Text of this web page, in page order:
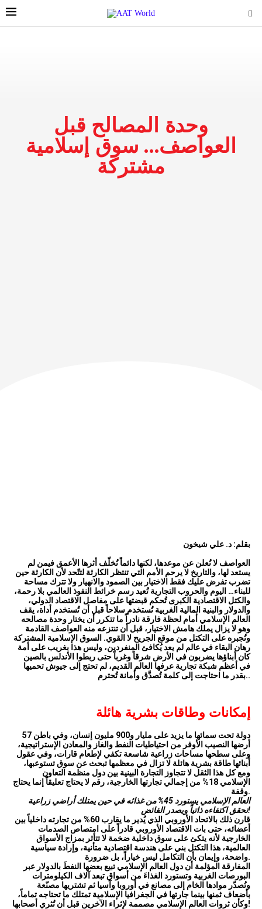
وحدة المصالح قبل
العواصف… سوق إسلامية
مشتركة
بقلم: د. علي شيخون
العواصف لا تُعلن عن موعدها، لكنها دائماً تُخلّف أثرها الأعمق فيمن لم
يستعد لها، والتاريخ لا يرحم الأمم التي تنتظر الكارثة لتتّحد لأن الكارثة حين
تضرب تفرض عليك فقط الاختيار بين الصمود والانهيار ولا تترك مساحة
للبناء… اليوم والحروب التجارية تُعيد رسم خرائط النفوذ العالمي بلا رحمة،
والكتل الاقتصادية الكبرى تُحكم قبضتها على مفاصل الاقتصاد الدولي،
والدولار والبنية المالية الغربية تُستخدم سلاحاً قبل أن تُستخدم أداة، يقف
العالم الإسلامي أمام لحظة فارقة نادراً ما تتكرر أن يختار وحدة مصالحه
وهو لا يزال يملك هامش الاختيار، قبل أن تنتزعه منه العواصف القادمة
وتُجبره على التكتل من موقع الجريح لا القوي. السوق الإسلامية المشتركة
رهان البقاء في عالم لم يعد يُكافئ المنفردين، وليس هذا بغريب على أمة
كان أبناؤها يضربون في الأرض شرقاً وغرباً حتى ربطوا الأندلس بالصين
في أعظم شبكة تجارية عرفها العالم القديم، لم تحتج إلى جيوش تحميها
بقدر ما احتاجت إلى كلمة تُصدَّق وأمانة تُحترم..
إمكانات وطاقات بشرية هائلة
57 دولة تحت سمائها ما يزيد على مليار و900 مليون إنسان، وفي باطن
أرضها النصيب الأوفر من احتياطيات النفط والغاز والمعادن الإستراتيجية،
وعلى سطحها مساحات زراعية شاسعة تكفي لإطعام قارات، وفي عقول
أبنائها طاقة بشرية هائلة لا تزال في معظمها تبحث عن سوق تستوعبها،
ومع كل هذا الثقل لا تتجاوز التجارة البينية بين دول منظمة التعاون
الإسلامي 18% من إجمالي تجارتها الخارجية، رقم لا يحتاج تعليقاً إنما يحتاج
وقفة.
العالم الإسلامي يستورد 45% من غذائه في حين يمتلك أراضي زراعية
تحقق اكتفاءه ذاتياً ويصدر الفائض!
قارن ذلك بالاتحاد الأوروبي الذي يُدير ما يقارب 60% من تجارته داخلياً بين
أعضائه، حتى بات الاقتصاد الأوروبي قادراً على امتصاص الصدمات
الخارجية لأنه يتكئ على سوق داخلية ضخمة لا تتأثر بمزاج الأسواق
العالمية، هذا التكتل بني على هندسة اقتصادية متأنية، وإرادة سياسية
واضحة، وإيمان بأن التكامل ليس خياراً، بل ضرورة.
المفارقة المؤلمة أن دول العالم الإسلامي تبيع بعضها النفطَ بالدولار عبر
البورصات الغربية وتستورد الغذاءَ من أسواق تبعد آلاف الكيلومترات
وتُصدّر موادها الخام إلى مصانع في أوروبا وآسيا ثم تشتريها مصنّعة
بأضعاف ثمنها بينما جارتها في الجغرافيا الإسلامية تمتلك ما تحتاجه تماماً،
وكأن ثروات العالم الإسلامي مصممة لإثراء الآخرين قبل أن تُثري أصحابها!